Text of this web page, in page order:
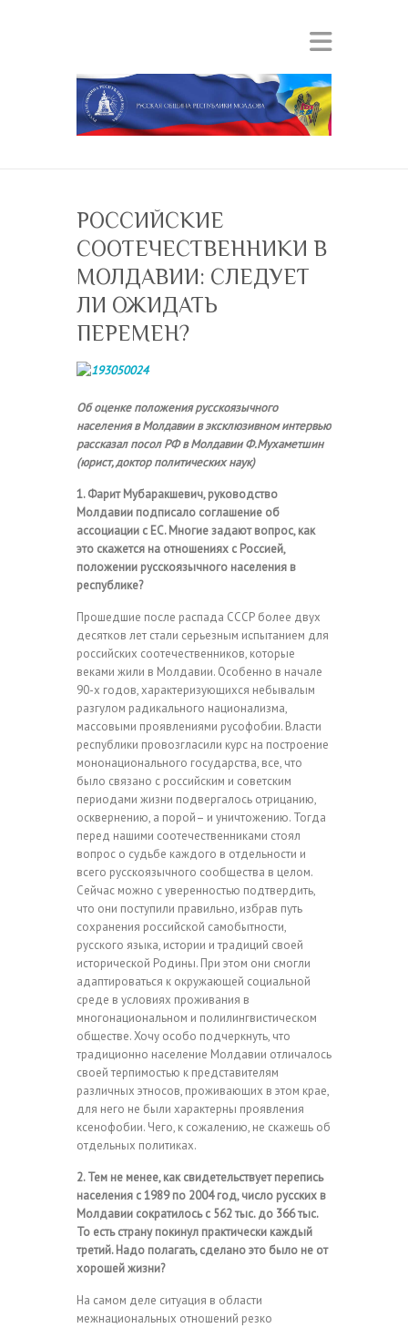
РОССИЙСКИЕ
СООТЕЧЕСТВЕННИКИ В
МОЛДАВИИ: СЛЕДУЕТ
ЛИ ОЖИДАТЬ
ПЕРЕМЕН?
Об оценке положения русскоязычного
населения в Молдавии в эксклюзивном интервью
рассказал посол РФ в Молдавии Ф.Мухаметшин
(юрист, доктор политических наук)
1. Фарит Мубаракшевич, руководство
Молдавии подписало соглашение об
ассоциации с ЕС. Многие задают вопрос, как
это скажется на отношениях с Россией,
положении русскоязычного населения в
республике?
Прошедшие после распада СССР более двух
десятков лет стали серьезным испытанием для
российских соотечественников, которые
веками жили в Молдавии. Особенно в начале
90-х годов, характеризующихся небывалым
разгулом радикального национализма,
массовыми проявлениями русофобии. Власти
республики провозгласили курс на построение
мононационального государства, все, что
было связано с российским и советским
периодами жизни подвергалось отрицанию,
осквернению, а порой– и уничтожению. Тогда
перед нашими соотечественниками стоял
вопрос о судьбе каждого в отдельности и
всего русскоязычного сообщества в целом.
Сейчас можно с уверенностью подтвердить,
что они поступили правильно, избрав путь
сохранения российской самобытности,
русского языка, истории и традиций своей
исторической Родины. При этом они смогли
адаптироваться к окружающей социальной
среде в условиях проживания в
многонациональном и полилингвистическом
обществе. Хочу особо подчеркнуть, что
традиционно население Молдавии отличалось
своей терпимостью к представителям
различных этносов, проживающих в этом крае,
для него не были характерны проявления
ксенофобии. Чего, к сожалению, не скажешь об
отдельных политиках.
2. Тем не менее, как свидетельствует перепись
населения с 1989 по 2004 год, число русских в
Молдавии сократилось с 562 тыс. до 366 тыс.
То есть страну покинул практически каждый
третий. Надо полагать, сделано это было не от
хорошей жизни?
На самом деле ситуация в области
межнациональных отношений резко